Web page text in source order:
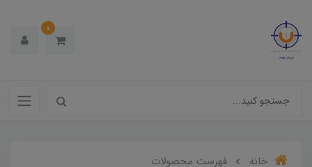
0
خانه
فهرست محصولات